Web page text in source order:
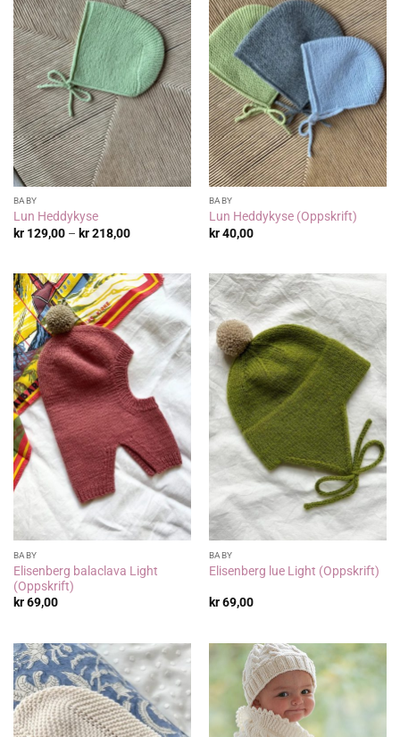
BABY
Lun Heddykyse
kr129,00 – kr218,00Prisområde:
BABY
Lun Heddykyse (Oppskrift)
kr40,00
BABY
Elisenberg balaclava Light
(Oppskrift)
kr69,00
BABY
Elisenberg lue Light (Oppskrift)
kr69,00